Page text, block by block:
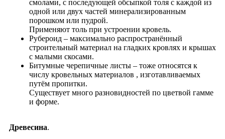
смолами, с последующей обсыпкой толя с каждой из
одной или двух частей минерализированным
порошком или пудрой.
Применяют толь при устроении кровель.
Рубероид – максимально распространённый
строительный материал на гладких кровлях и крышах
с малыми скосами.
Битумные черепичные листы – тоже относятся к
числу кровельных материалов , изготавливаемых
путём пропитки.
Существует много разновидностей по цветвой гамме
и форме.
Древесина.